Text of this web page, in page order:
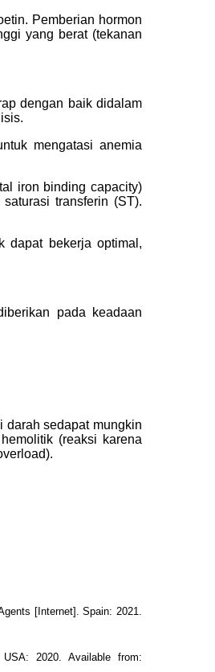
Pemberian hormon
yang berat (tekanan
dengan baik didalam
mengatasi anemia
iron binding capacity)
transferin (ST).
dapat bekerja optimal,
pada keadaan
darah sedapat mungkin
(reaksi karena
[Internet]. Spain: 2021.
2020. Available from: